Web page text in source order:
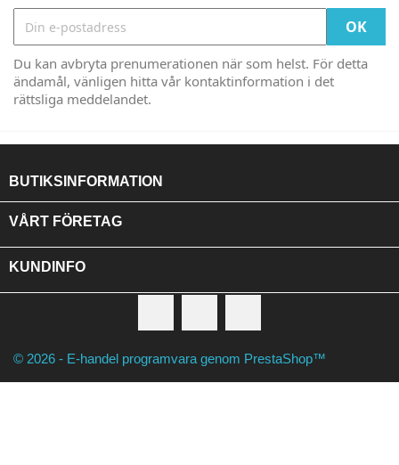
Du kan avbryta prenumerationen när som helst. För detta
ändamål, vänligen hitta vår kontaktinformation i det
rättsliga meddelandet.
BUTIKSINFORMATION
VÅRT FÖRETAG
KUNDINFO
© 2026 - E-handel programvara genom PrestaShop™